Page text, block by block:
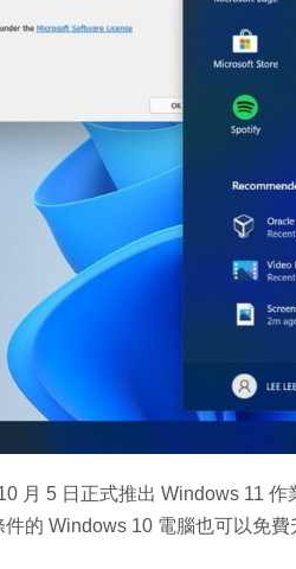
月 5 日正式推出 Windows 11
的 Windows 10 電腦也可以免